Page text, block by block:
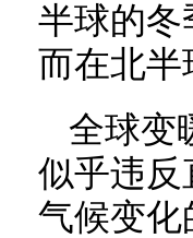
半球的冬
而在北半
全球变
似乎违反
气候变化